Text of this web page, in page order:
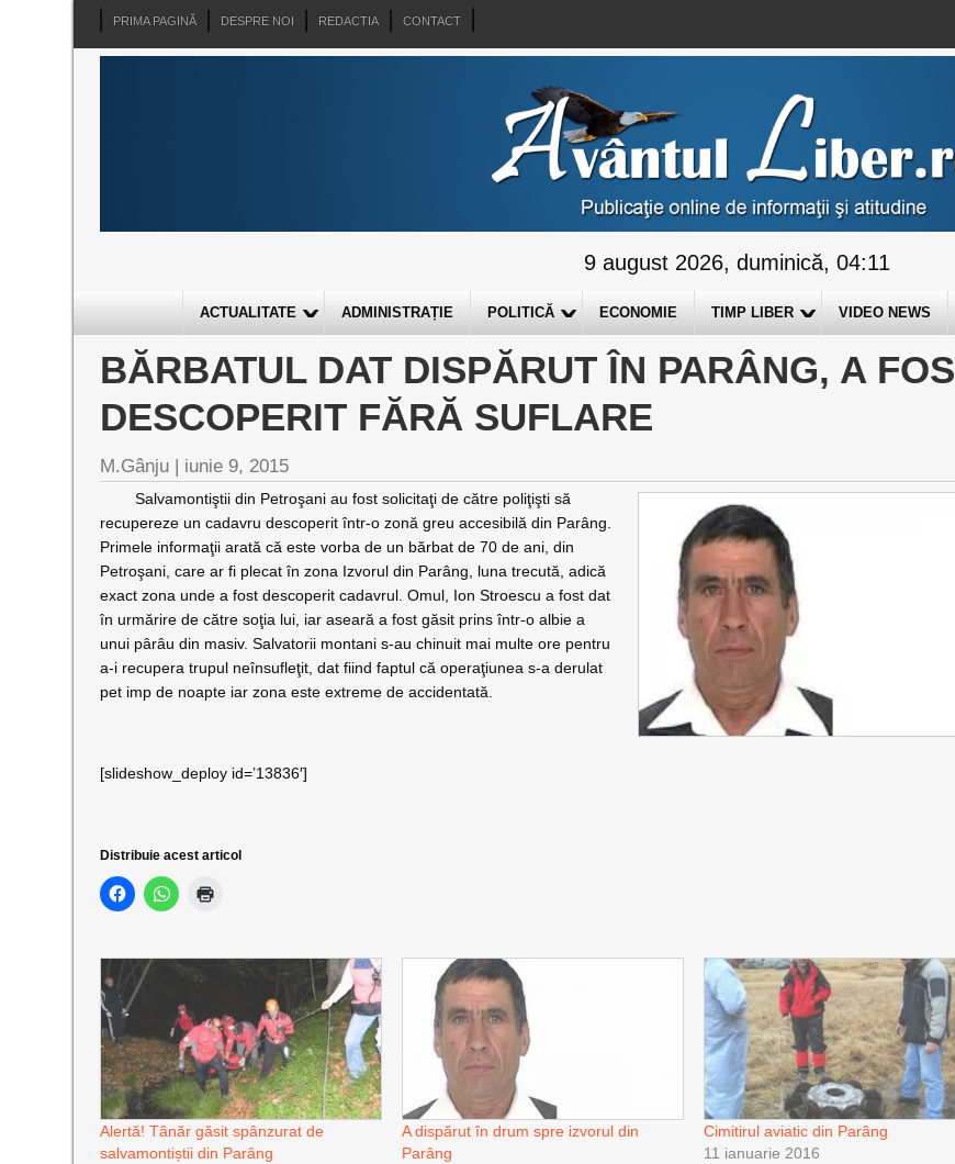
PRIMA PAGINĂ DESPRE NOI REDACTIA CONTACT
9 august 2026, duminică, 04:11
ACTUALITATE ADMINISTRAȚIE POLITICĂ ECONOMIE TIMP LIBER VIDEO NEWS
BĂRBATUL DAT DISPĂRUT ÎN PARÂNG, A
DESCOPERIT FĂRĂ SUFLARE
M.Gânju | iunie 9, 2015
Salvamontiştii din Petroşani au fost solicitaţi de către poliţişti să
recupereze un cadavru descoperit într-o zonă greu accesibilă din Parâng.
Primele informaţii arată că este vorba de un bărbat de 70 de ani, din
Petroşani, care ar fi plecat în zona Izvorul din Parâng, luna trecută, adică
exact zona unde a fost descoperit cadavrul. Omul, Ion Stroescu a fost dat
în urmărire de către soţia lui, iar aseară a fost găsit prins într-o albie a
unui pârâu din masiv. Salvatorii montani s-au chinuit mai multe ore pentru
a-i recupera trupul neînsufleţit, dat fiind faptul că operaţiunea s-a derulat
pet imp de noapte iar zona este extreme de accidentată.
[slideshow_deploy id=’13836′]
Distribuie acest articol
Alertă! Tânăr găsit spânzurat de
salvamontiștii din Parâng
A dispărut în drum spre izvorul din
Parâng
Cimitirul aviatic din Parâng
11 ianuarie 2016